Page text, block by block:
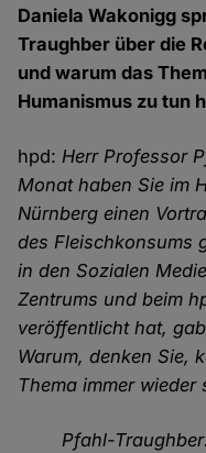
Daniela Wakonigg
Traughber über die
und warum das
Humanismus zu tun
hpd:Herr Professor
Monat haben Sie im
Nürnberg einen
des Fleischkonsums
in den Sozialen
Zentrums und beim
veröffentlicht hat,
Warum, denken Sie,
Thema immer
Pfahl-